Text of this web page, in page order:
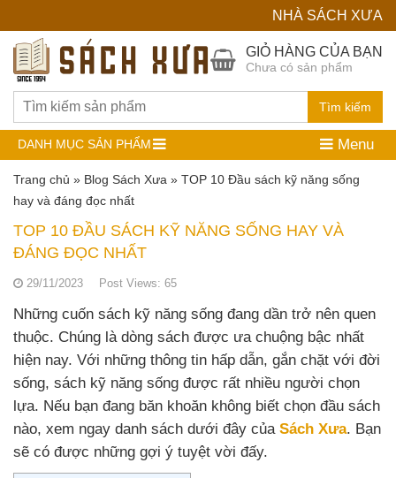
NHÀ SÁCH XƯA
Hệ
Thống
Sách
Cũ
Tìm kiếm
GIỎ HÀNG CỦA BẠN
Chưa có sản phẩm
DANH MỤC SẢN PHẨM Menu
Trang chủ » Blog Sách Xưa » TOP 10 Đầu sách kỹ năng sống
hay và đáng đọc nhất
TOP 10 ĐẦU SÁCH KỸ NĂNG SỐNG HAY VÀ
ĐÁNG ĐỌC NHẤT
29/11/2023 Post Views: 65
Những cuốn sách kỹ năng sống đang dần trở nên quen
thuộc. Chúng là dòng sách được ưa chuộng bậc nhất
hiện nay. Với những thông tin hấp dẫn, gắn chặt với đời
sống, sách kỹ năng sống được rất nhiều người chọn
lựa. Nếu bạn đang băn khoăn không biết chọn đầu sách
nào, xem ngay danh sách dưới đây của Sách Xưa. Bạn
sẽ có được những gợi ý tuyệt vời đấy.